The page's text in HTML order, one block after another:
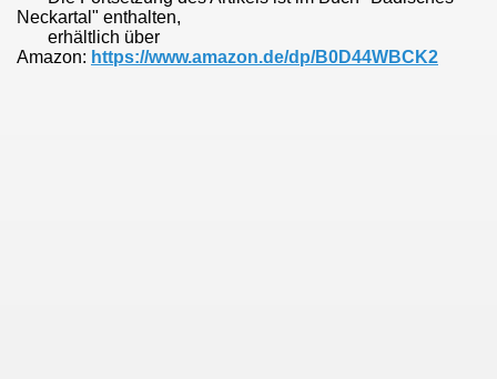
Neckartal" enthalten,
erhältlich über
Amazon: https://www.amazon.de/dp/B0D44WBCK2